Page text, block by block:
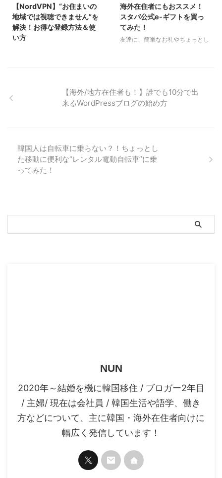
が一番身近だと思いますが、今回
は、アプリを通して商品・サービ
スを購入することで得られるポイ
ントを紹介しようと思います！
けて5つあります。 日本支店のあ
る外国系銀行から送金 日本の都
市銀行から送金 郵便局(ゆうちょ
銀行)から送金 ネット銀行から送
【NordVPN】“お住まいの
地域では視聴できません”を
解決！お得な登録方法＆使
い方
す。 私は、ここ1年ほど、ずっ
とVPN契約したいな～と思いなが
ら、踏み切れていなかったのです
NordVPNを登録する方法につい
て紹介しようと思います。 VPN
契約でできること VPNサービス
海外在住者にもおススメ！
スタバ公式e-ギフトを買っ
てみた！
友達に、簡単なお礼やちょっとし
ケットなんですが、中でもスター
バックスのギフトは全国にあるの
で外れないし嬉しいです！！ 今
式オンラインギフト(eGift) スタ
バの商品ギフトを、会員登録なし
【海外/地方在住者も！】誰でも10分で出
来るWordPressブログの始め方
韓国人は自転車に乗らない？！ちょっとし
た移動に便利な“レンタル電動自転車”に乗
ってみた！
NUN
2020年～結婚を機に韓国移住 / ブロガー2年目
/ 主婦/ 現在は会社員 / 韓国生活や語学、働き
方などについて、主に韓国・海外在住者向けに
幅広く発信しています！